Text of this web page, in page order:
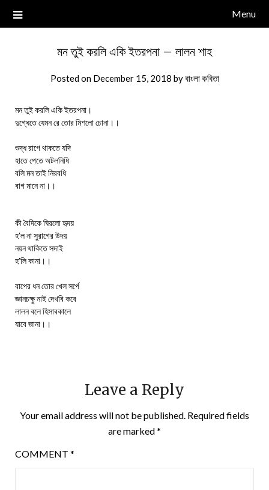
Menu
মন তুই করলি একি ইতরপনা – লালন শাহ
Posted on December 15, 2018 byবাংলা কবিতা
মন তুই করলি একি ইতরপনা।
দুগ্ধেতে যেমন রে তোর মিশলো চোনা।।
শুদ্ধ রাগে থাকতে যদি
হাতে পেতে অটলনিধি
বলি মন তাই নিরবধি
বাগ মানে না।।
কী বৈদিকে ঘিরলো হৃদয়
হ’ল না সুরাগের উদয়
নয়ন থাকিতে সদাই
হ’লি কানা।।
বাপের ধন তোর খেল সর্পে
জ্ঞানচক্ষু নাই দেখবি কবে
লালন বলে হিসাবকালে
যাবে জানা।।
Leave a Reply
Your email address will not be published. Required fields
are marked*
COMMENT *